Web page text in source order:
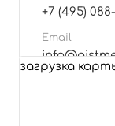
+7 (495)
Email
загрузка